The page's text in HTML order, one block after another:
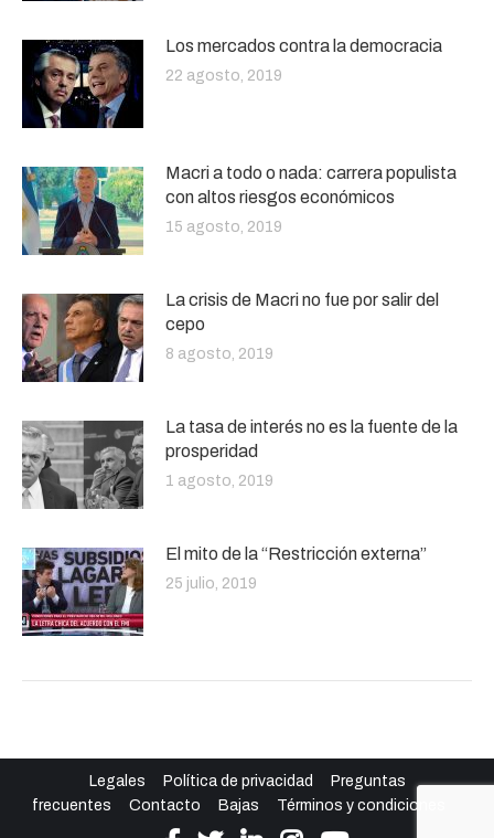
Los mercados contra la democracia
22 agosto, 2019
Macri a todo o nada: carrera populista
con altos riesgos económicos
15 agosto, 2019
La crisis de Macri no fue por salir del
cepo
8 agosto, 2019
La tasa de interés no es la fuente de la
prosperidad
1 agosto, 2019
El mito de la “Restricción externa”
25 julio, 2019
Legales Política de privacidad
Preguntas
frecuentes
Contacto Bajas Términos y condiciones